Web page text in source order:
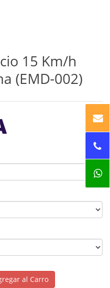
15 Km/h
(EMD-002)
al Carro